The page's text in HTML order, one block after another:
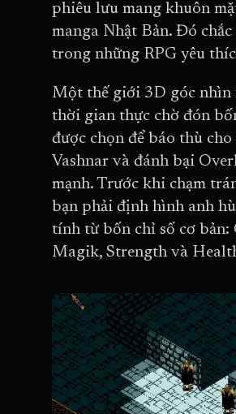
phiêu lưu mang khuôn
manga Nhật Bản. Đó
trong những RPG yêu
Một thế giới 3D góc nhìn
thời gian thực chờ đón
được chọn để báo thù
Vashnar và đánh bại
mạnh. Trước khi chạm
bạn phải định hình anh
tính từ bốn chỉ số cơ bản:
Magik, Strength và